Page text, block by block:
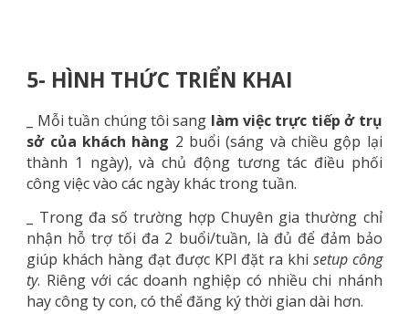
5- HÌNH THỨC TRIỂN KHAI
_ Mỗi tuần chúng tôi sang làm việc trực tiếp ở trụ
sở của khách hàng 2 buổi (sáng và chiều gộp lại
thành 1 ngày), và chủ động tương tác điều phối
công việc vào các ngày khác trong tuần.
_ Trong đa số trường hợp Chuyên gia thường chỉ
nhận hỗ trợ tối đa 2 buổi/tuần, là đủ để đảm bảo
giúp khách hàng đạt được KPI đặt ra khi setup công
ty. Riêng với các doanh nghiệp có nhiều chi nhánh
hay công ty con, có thể đăng ký thời gian dài hơn.